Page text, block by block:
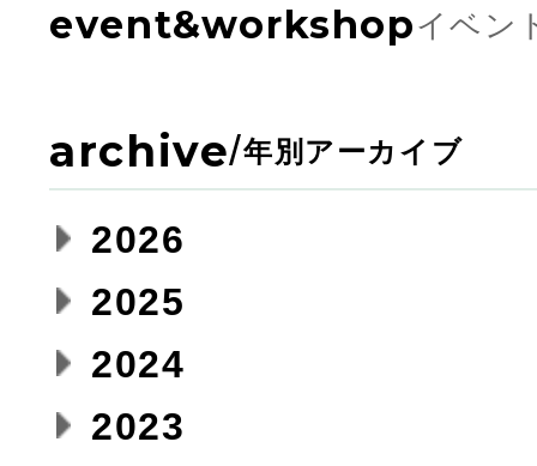
event&workshopイベン
archive/年別アーカイブ
2026
2025
2024
2023